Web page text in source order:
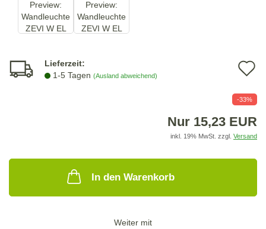
Lieferzeit:
1-5 Tagen (Ausland abweichend)
-33%
Nur 15,23 EUR
inkl. 19% MwSt. zzgl. Versand
In den Warenkorb
Weiter mit